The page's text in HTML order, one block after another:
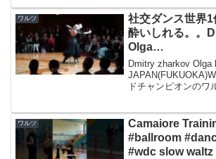
ワルツ
社交ダンス世界
酔いしれる。。
Olga
Dmitry zharkov Olga
ドチャンピオンのワ
められま...
ワルツ
Camaiore
#ballroom
#wdc slow